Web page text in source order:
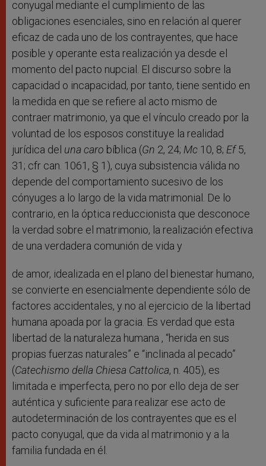
conyugal mediante el cumplimiento de las
obligaciones esenciales, sino en relación al querer
eficaz de cada uno de los contrayentes, que hace
posible y operante esta realización ya desde el
momento del pacto nupcial. El discurso sobre la
capacidad o incapacidad, por tanto, tiene sentido en
la medida en que se refiere al acto mismo de
contraer matrimonio, ya que el vínculo creado por la
voluntad de los esposos constituye la realidad
jurídica del una caro bíblica (Gn 2, 24; Mc 10, 8; Ef5,
31; cfr can. 1061, § 1), cuya subsistencia válida no
depende del comportamiento sucesivo de los
cónyuges a lo largo de la vida matrimonial. De lo
contrario, en la óptica reduccionista que desconoce
la verdad sobre el matrimonio, la realización efectiva
de una verdadera comunión de vida y
de amor, idealizada en el plano del bienestar humano,
se convierte en esencialmente dependiente sólo de
factores accidentales, y no al ejercicio de la libertad
humana apoada por la gracia. Es verdad que esta
libertad de la naturaleza humana , “herida en sus
propias fuerzas naturales” e “inclinada al pecado”
(Catechismo della Chiesa Cattolica, n. 405), es
limitada e imperfecta, pero no por ello deja de ser
auténtica y suficiente para realizar ese acto de
autodeterminación de los contrayentes que es el
pacto conyugal, que da vida al matrimonio y a la
familia fundada en él.